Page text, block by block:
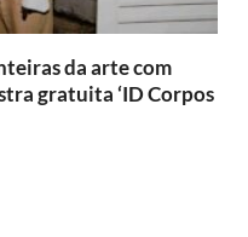
da arte com
gratuita ‘ID Corpos